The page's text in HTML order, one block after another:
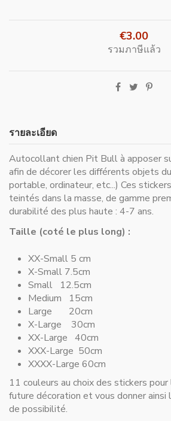
€3.00
รวมภาษีแล้ว
รายละเอียด
Autocollant chien Pit Bull à apposer
afin de décorer les différents objets
portable, ordinateur, etc...) Ces
teintés dans la masse, de gamme
durabilité des plus haute : 4-7 ans.
Taille (coté le plus long) :
XX-Small 5 cm
X-Small 7.5cm
Small 12.5cm
Medium 15cm
Large 20cm
X-Large 30cm
XX-Large 40cm
XXX-Large 50cm
XXXX-Large 60cm
11 couleurs au choix des stickers
future décoration et vous donner ainsi
de possibilité.